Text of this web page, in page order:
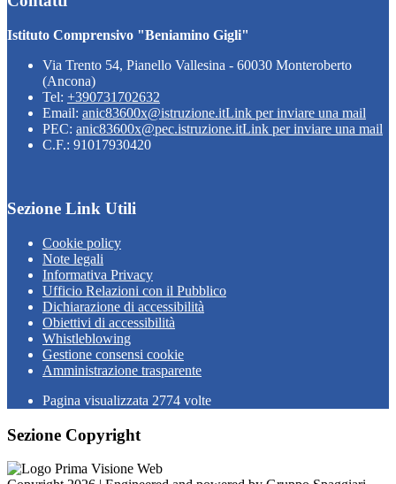
Istituto Comprensivo "Beniamino Gigli"
Via Trento 54, Pianello Vallesina - 60030 Monteroberto
(Ancona)
Tel: +390731702632
Email: anic83600x@istruzione.itLink per inviare una mail
PEC: anic83600x@pec.istruzione.itLink per inviare una mail
C.F.: 91017930420
Sezione Link Utili
Cookie policy
Note legali
Informativa Privacy
Ufficio Relazioni con il Pubblico
Dichiarazione di accessibilità
Obiettivi di accessibilità
Whistleblowing
Gestione consensi cookie
Amministrazione trasparente
Pagina visualizzata 2774 volte
Sezione Copyright